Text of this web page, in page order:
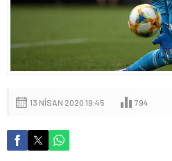
13 NISAN 2020 19:45 794